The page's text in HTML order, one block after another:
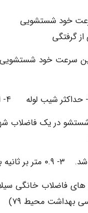
سرعت خود شستشویی
در یک فاضلاب
فاضلاب خانگی
بهداشت محیط ۷۹)